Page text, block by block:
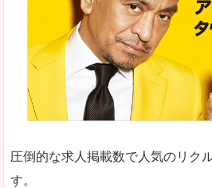
圧倒的な求人掲載数で人気のリク
す。